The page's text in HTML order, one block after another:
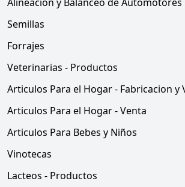
Semillas
Forrajes
Veterinarias - Productos
Articulos Para el Hogar - Fabricacion y
Articulos Para el Hogar - Venta
Articulos Para Bebes y Niños
Vinotecas
Lacteos - Productos